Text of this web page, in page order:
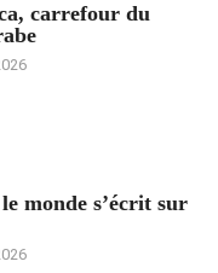
carrefour du
monde s’écrit sur